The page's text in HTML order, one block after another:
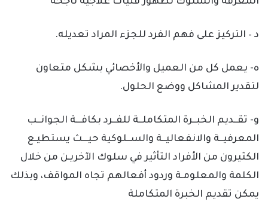
د – التركيز على فهم الفرد للجزء المراد تعديله.
ه- يعمل كل من العميل والأخصائي بشكل متعاون
لتقدير المشاكل ووضع الحلول.
و- تقــديم الخبــرة المتكاملــة للفــرد بكافـــة الجوانــب
المعرفيــة والانفعاليــة والســلوكية حيـــث يستطيـع
الكثيرون من الأفراد التأثير في سلوك الآخريـن من خلال
الكلمة والمعلومـة وردود أفعالهم تجاه المواقف، وبذلك
يمكن تقديم الخبرة المتكاملة